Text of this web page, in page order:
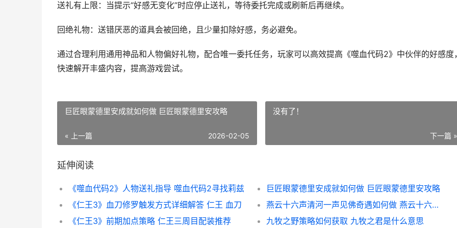
送礼有上限：当提示“好感无变化”时应停止送礼，等待委托完成或刷新后再继续。
回绝礼物：送错厌恶的道具会被回绝，且少量扣除好感，务必避免。
通过合理利用通用神品和人物偏好礼物，配合唯一委托任务，玩家可以高效提高《噬血代码2》中伙伴的好感度
快速解开丰盛内容，提高游戏尝试。
巨匠眼蒙德里安成就如何做 巨匠眼蒙德里安攻略
« 上一篇 2026-02-05
没有了！
下一篇 »
延伸阅读
《噬血代码2》人物送礼指导 噬血代码2寻找莉兹
巨匠眼蒙德里安成就如何做 巨匠眼蒙德里安攻略
《仁王3》血刀修罗触发方式详细解答 仁王 血刀
燕云十六声清河一声见佛奇遇如何做 燕云十六声清河探索
《仁王3》前期加点策略 仁王三周目配装推荐
九牧之野策略如何获取 九牧之君是什么意思